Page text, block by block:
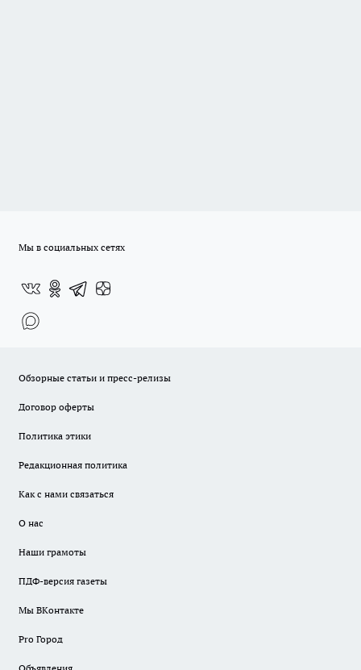
Мы в социальных сетях
Обзорные статьи и пресс-релизы
Договор оферты
Политика этики
Редакционная политика
Как с нами связаться
О нас
Наши грамоты
ПДФ-версия газеты
Мы ВКонтакте
Pro Город